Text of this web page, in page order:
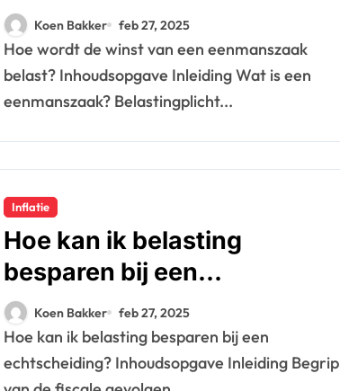
Koen Bakker feb 27, 2025
Hoe wordt de winst van een eenmanszaak
belast? Inhoudsopgave Inleiding Wat is een
eenmanszaak? Belastingplicht...
Inflatie
Hoe kan ik belasting
besparen bij een
echtscheiding?
Koen Bakker feb 27, 2025
Hoe kan ik belasting besparen bij een
echtscheiding? Inhoudsopgave Inleiding Begrip